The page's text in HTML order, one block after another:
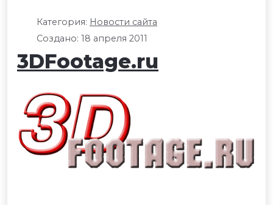
Категория: Новости сайта
Создано: 18 апреля 2011
3DFootage.ru